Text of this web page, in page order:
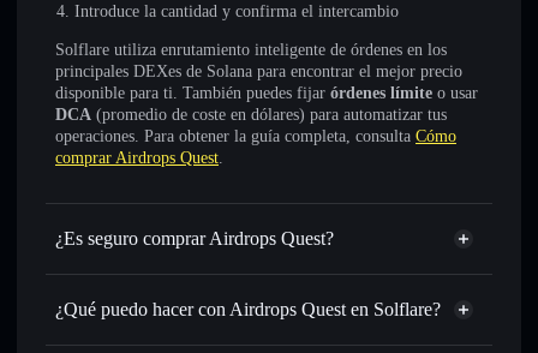
Introduce la cantidad y confirma el intercambio
Solflare utiliza enrutamiento inteligente de órdenes en los
principales DEXes de Solana para encontrar el mejor precio
disponible para ti. También puedes fijar órdenes límite o usar
DCA (promedio de coste en dólares) para automatizar tus
operaciones. Para obtener la guía completa, consulta Cómo
comprar Airdrops Quest.
¿Es seguro comprar Airdrops Quest?
Airdrops Quest no está verificado
¿Qué puedo hacer con Airdrops Quest en Solflare?
Airdrops Quest
cartera de Solflare